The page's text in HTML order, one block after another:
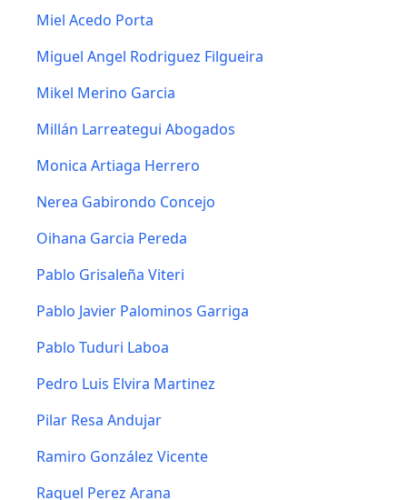
Miel Acedo Porta
Miguel Angel Rodriguez Filgueira
Mikel Merino Garcia
Millán Larreategui Abogados
Monica Artiaga Herrero
Nerea Gabirondo Concejo
Oihana Garcia Pereda
Pablo Grisaleña Viteri
Pablo Javier Palominos Garriga
Pablo Tuduri Laboa
Pedro Luis Elvira Martinez
Pilar Resa Andujar
Ramiro González Vicente
Raquel Perez Arana